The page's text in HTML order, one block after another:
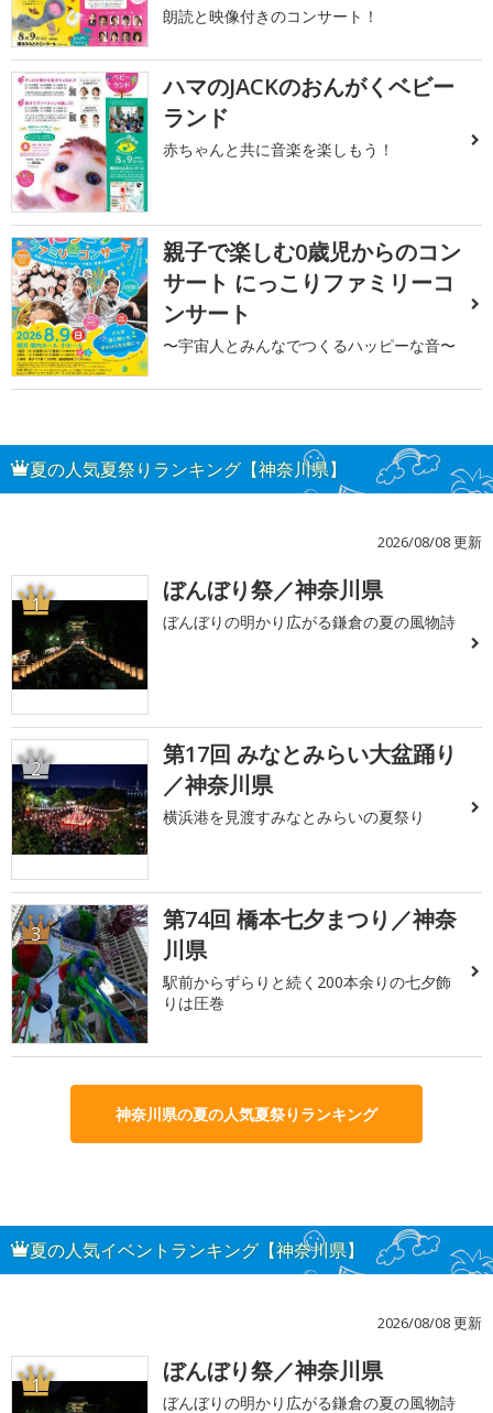
朗読と映像付きのコンサート！
ハマのJACKのおんがくベビー
ランド
赤ちゃんと共に音楽を楽しもう！
親子で楽しむ0歳児からのコン
サート にっこりファミリーコ
ンサート
〜宇宙人とみんなでつくるハッピーな音〜
夏の人気夏祭りランキング【神奈川県】
2026/08/08 更新
1 ぼんぼり祭／神奈川県
ぼんぼりの明かり広がる鎌倉の夏の風物詩
2
第17回 みなとみらい大盆踊り
／神奈川県
横浜港を見渡すみなとみらいの夏祭り
3
第74回 橋本七夕まつり／神奈
川県
駅前からずらりと続く200本余りの七夕飾
りは圧巻
神奈川県の夏の人気夏祭りランキング
夏の人気イベントランキング【神奈川県】
2026/08/08 更新
1 ぼんぼり祭／神奈川県
ぼんぼりの明かり広がる鎌倉の夏の風物詩